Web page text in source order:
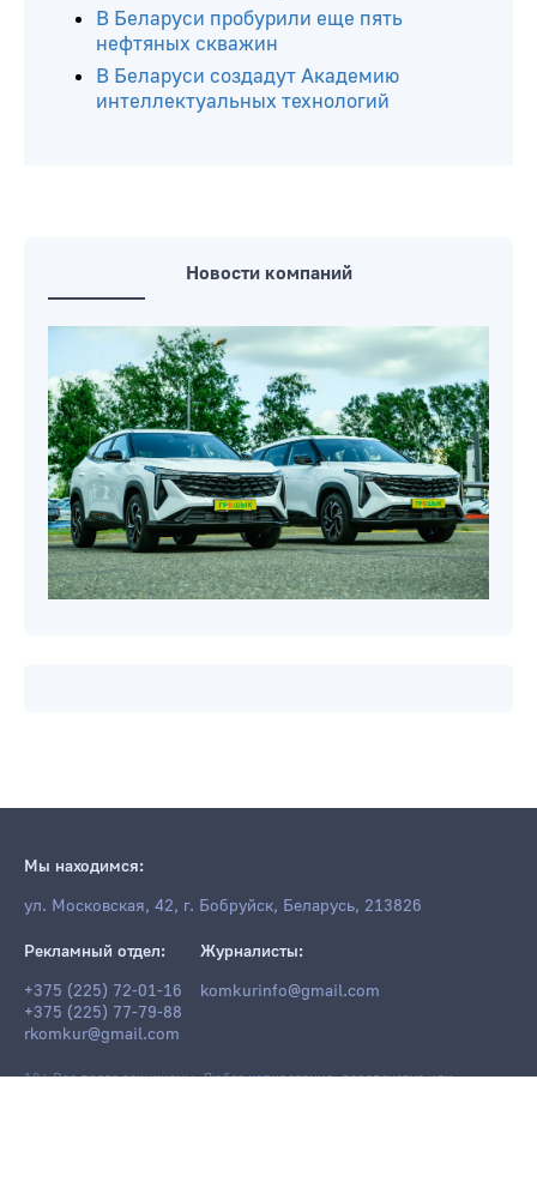
В Беларуси пробурили еще пять
нефтяных скважин
В Беларуси создадут Академию
интеллектуальных технологий
Новости компаний
Мы находимся:
ул. Московская, 42, г. Бобруйск, Беларусь, 213826
Рекламный отдел:
+375 (225) 72-01-16
+375 (225) 77-79-88
rkomkur@gmail.com
Журналисты:
komkurinfo@gmail.com
18+ Все права защищены. Любое копирование, перепечатка или